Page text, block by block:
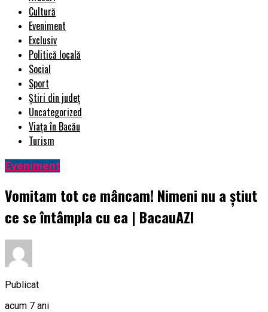
Cultură
Eveniment
Exclusiv
Politică locală
Social
Sport
Știri din județ
Uncategorized
Viața în Bacău
Turism
Eveniment
Vomitam tot ce mâncam! Nimeni nu a știut
ce se întâmpla cu ea | BacauAZI
Publicat
acum 7 ani